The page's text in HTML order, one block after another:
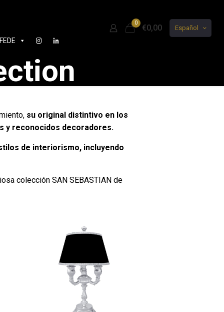
0
€0,00 Español
su original distintivo en los
y reconocidos decoradores.
de interiorismo, incluyendo
colección SAN SEBASTIAN de